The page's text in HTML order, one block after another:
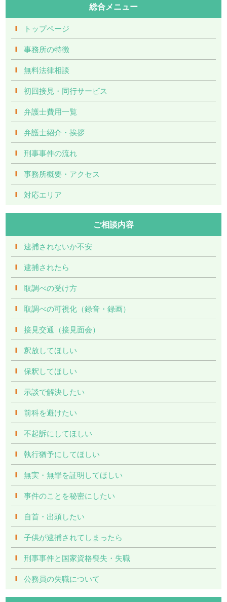
総合メニュー
トップページ
事務所の特徴
無料法律相談
初回接見・同行サービス
弁護士費用一覧
弁護士紹介・挨拶
刑事事件の流れ
事務所概要・アクセス
対応エリア
ご相談内容
逮捕されないか不安
逮捕されたら
取調べの受け方
取調べの可視化（録音・録画）
接見交通（接見面会）
釈放してほしい
保釈してほしい
示談で解決したい
前科を避けたい
不起訴にしてほしい
執行猶予にしてほしい
無実・無罪を証明してほしい
事件のことを秘密にしたい
自首・出頭したい
子供が逮捕されてしまったら
刑事事件と国家資格喪失・失職
公務員の失職について